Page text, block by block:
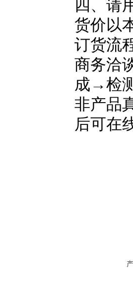
四、请
货价以
订货流
商务洽
成→检
非产品
后可在